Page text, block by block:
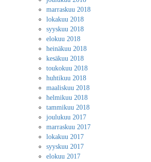
marraskuu 2018
lokakuu 2018
syyskuu 2018
elokuu 2018
heinäkuu 2018
kesäkuu 2018
toukokuu 2018
huhtikuu 2018
maaliskuu 2018
helmikuu 2018
tammikuu 2018
joulukuu 2017
marraskuu 2017
lokakuu 2017
syyskuu 2017
elokuu 2017